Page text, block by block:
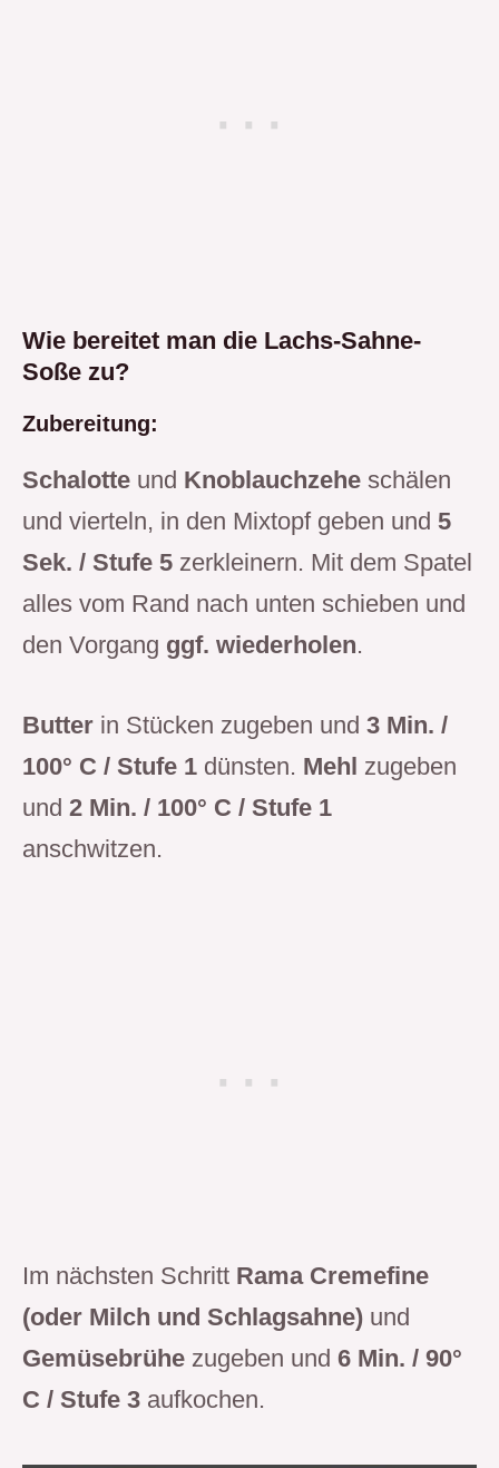
Wie bereitet man die Lachs-Sahne-
Soße zu?
Zubereitung:
Schalotte und Knoblauchzehe schälen
und vierteln, in den Mixtopf geben und 5
Sek. / Stufe 5 zerkleinern. Mit dem Spatel
alles vom Rand nach unten schieben und
den Vorgang ggf. wiederholen.
Butter in Stücken zugeben und 3 Min. /
100° C / Stufe 1 dünsten. Mehl zugeben
und 2 Min. / 100° C / Stufe 1
anschwitzen.
Im nächsten Schritt Rama Cremefine
(oder Milch und Schlagsahne) und
Gemüsebrühe zugeben und 6 Min. / 90°
C / Stufe 3 aufkochen.